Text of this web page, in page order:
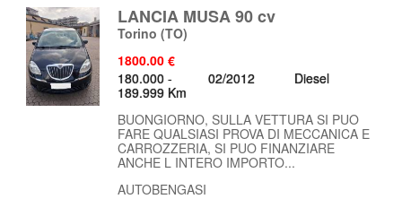
LANCIA MUSA 90 cv
Torino (TO)
1800.00 €
180.000 -
189.999 Km
02/2012 Diesel
BUONGIORNO, SULLA VETTURA SI PUO
FARE QUALSIASI PROVA DI MECCANICA E
CARROZZERIA, SI PUO FINANZIARE
ANCHE L INTERO IMPORTO...
AUTOBENGASI